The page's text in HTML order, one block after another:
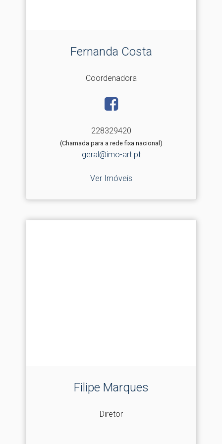
Fernanda Costa
Coordenadora
228329420
(Chamada para a rede fixa nacional)
geral@imo-art.pt
Ver Imóveis
Filipe Marques
Diretor